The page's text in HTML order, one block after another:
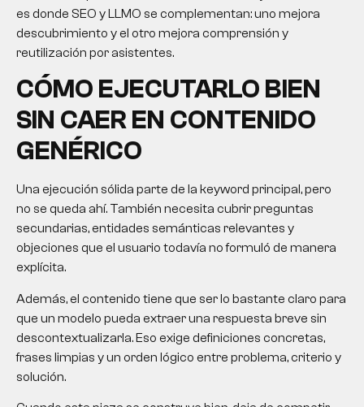
es donde SEO y LLMO se complementan: uno mejora
descubrimiento y el otro mejora comprensión y
reutilización por asistentes.
CÓMO EJECUTARLO BIEN
SIN CAER EN CONTENIDO
GENÉRICO
Una ejecución sólida parte de la keyword principal, pero
no se queda ahí. También necesita cubrir preguntas
secundarias, entidades semánticas relevantes y
objeciones que el usuario todavía no formuló de manera
explícita.
Además, el contenido tiene que ser lo bastante claro para
que un modelo pueda extraer una respuesta breve sin
descontextualizarla. Eso exige definiciones concretas,
frases limpias y un orden lógico entre problema, criterio y
solución.